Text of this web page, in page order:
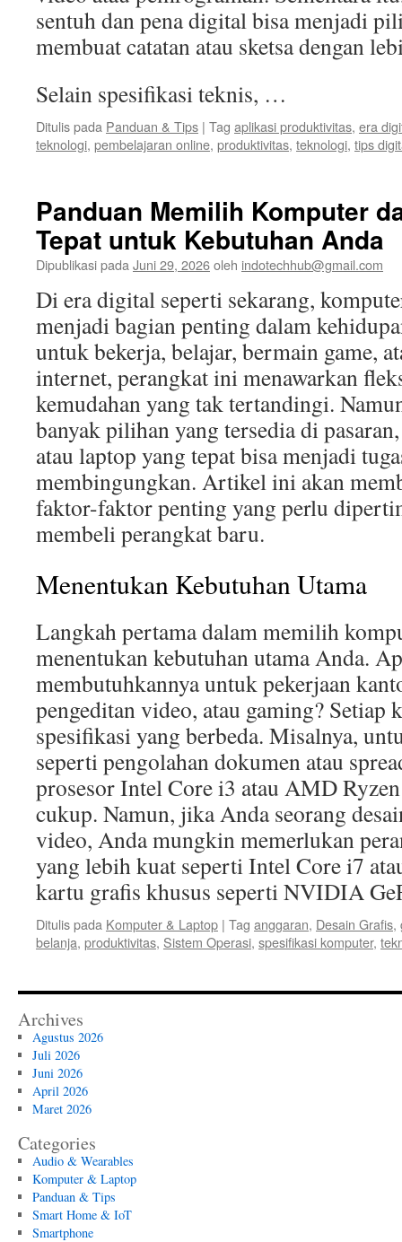
sentuh dan pena digital bisa menjadi
membuat catatan atau sketsa dengan
Selain spesifikasi teknis, …
Ditulis pada Panduan & Tips | Tag aplikasi produktivitas, era
teknologi, pembelajaran online, produktivitas, teknologi, tips
Panduan Memilih Komputer
Tepat untuk Kebutuhan Anda
Dipublikasi pada Juni 29, 2026oleh indotechhub@gmail.com
Di era digital seperti sekarang,
menjadi bagian penting dalam
untuk bekerja, belajar, bermain game,
internet, perangkat ini menawarkan
kemudahan yang tak tertandingi.
banyak pilihan yang tersedia di
atau laptop yang tepat bisa menjadi
membingungkan. Artikel ini akan
faktor-faktor penting yang perlu
membeli perangkat baru.
Menentukan Kebutuhan Utama
Langkah pertama dalam memilih
menentukan kebutuhan utama Anda.
membutuhkannya untuk pekerjaan
pengeditan video, atau gaming?
spesifikasi yang berbeda. Misalnya,
seperti pengolahan dokumen atau
prosesor Intel Core i3 atau AMD
cukup. Namun, jika Anda seorang
video, Anda mungkin memerlukan
yang lebih kuat seperti Intel Core i7
kartu grafis khusus seperti NVIDIA
Ditulis pada Komputer & Laptop | Tag anggaran, Desain Grafis,
belanja, produktivitas, Sistem Operasi, spesifikasi komputer,
Archives
Agustus 2026
Juli 2026
Juni 2026
April 2026
Maret 2026
Categories
Audio & Wearables
Komputer & Laptop
Panduan & Tips
Smart Home & IoT
Smartphone